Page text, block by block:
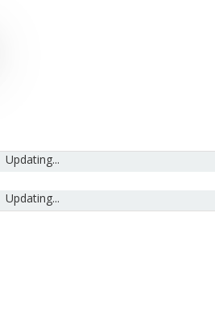
Updating...
Updating...